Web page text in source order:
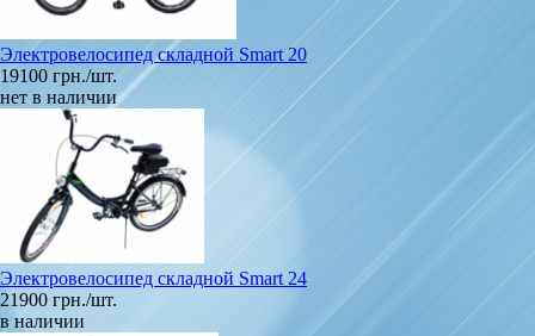
Электровелосипед складной Smart 20
19100 грн./шт.
нет в наличии
Электровелосипед складной Smart 24
21900 грн./шт.
в наличии